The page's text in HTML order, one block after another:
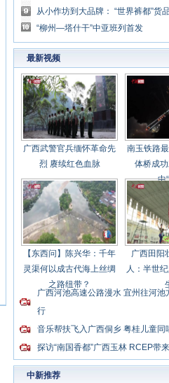
供应链
从小作坊到大品牌： “世界裤都”货
“柳州—塔什干”中亚班列首发
最新视频
广西武警官兵缅怀革命先
烈 赓续红色血脉
南玉铁路
体桥成
中
【东西问】陈兴华：千年
灵渠何以成古代海上丝绸
之路纽带？
广西田阳
人：半世
广西河池高速公路漫水 宜州往河池
行
音乐帮扶飞入广西侗乡 粤桂儿童同
探访“南国香都”广西玉林 RCEP带
中新推荐